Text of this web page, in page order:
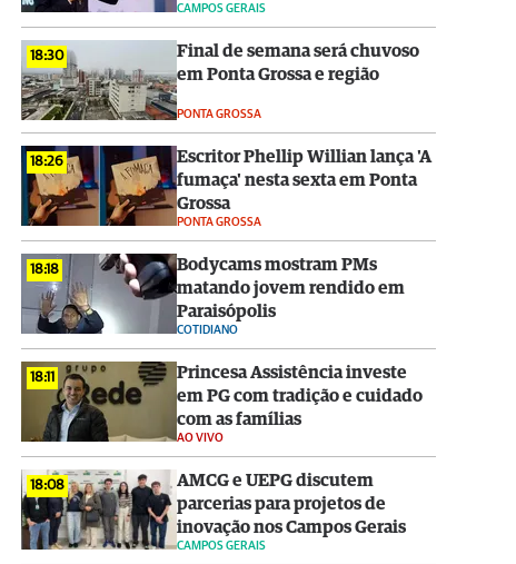
CAMPOS GERAIS
18:30
Final de semana será chuvoso
em Ponta Grossa e região
PONTA GROSSA
18:26
Escritor Phellip Willian lança 'A
fumaça' nesta sexta em Ponta
Grossa
PONTA GROSSA
18:18
Bodycams mostram PMs
matando jovem rendido em
Paraisópolis
COTIDIANO
18:11
Princesa Assistência investe
em PG com tradição e cuidado
com as famílias
AO VIVO
18:08
AMCG e UEPG discutem
parcerias para projetos de
inovação nos Campos Gerais
CAMPOS GERAIS